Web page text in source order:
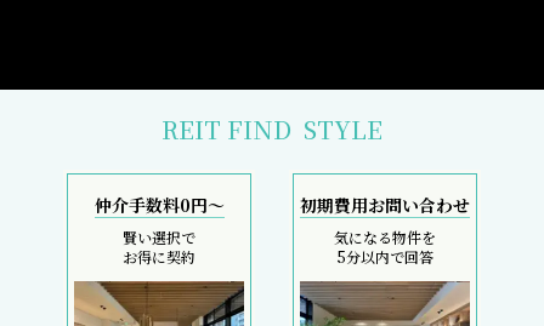
REIT FIND STYLE
仲介手数料0円～
賢い選択で
お得に契約
初期費用お問い合わせ
気になる物件を
5分以内で回答